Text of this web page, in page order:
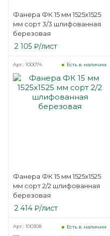
Фанера ФК 15 мм 1525х1525
мм сорт 3/3 шлифованная
березовая
2 105 ₽/лист
Фанера ФК 15 мм 1525х1525
мм сорт 2/2 шлифованная
березовая
Есть в наличии
Арт.: 100074
2 414 ₽/лист
Есть в наличии
Арт.: 100308